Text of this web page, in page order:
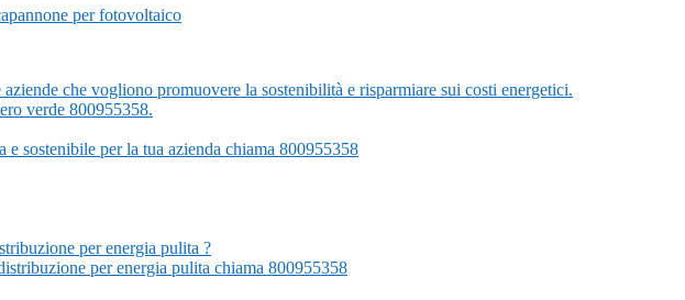
per fotovoltaico
che vogliono promuovere la sostenibilità e risparmiare sui costi energetici.
verde 800955358.
sostenibile per la tua azienda chiama 800955358
per energia pulita ?
per energia pulita chiama 800955358